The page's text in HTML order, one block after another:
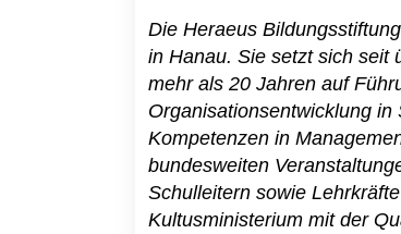
Die Heraeus
in Hanau. Sie setzt sich seit
mehr als 20 Jahren auf
Organisationsentwicklung
Kompetenzen in
bundesweiten
Schulleitern sowie
Kultusministerium mit der